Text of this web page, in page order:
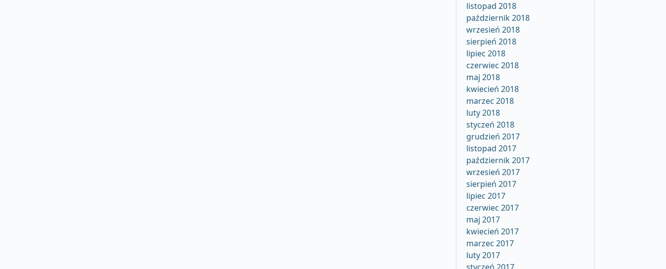
listopad 2018
październik 2018
wrzesień 2018
sierpień 2018
lipiec 2018
czerwiec 2018
maj 2018
kwiecień 2018
marzec 2018
luty 2018
styczeń 2018
grudzień 2017
listopad 2017
październik 2017
wrzesień 2017
sierpień 2017
lipiec 2017
czerwiec 2017
maj 2017
kwiecień 2017
marzec 2017
luty 2017